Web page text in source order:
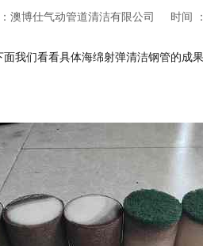
澳博仕气动管道清洁有限公司 时间
我们看看具体海绵射弹清洁钢管的成